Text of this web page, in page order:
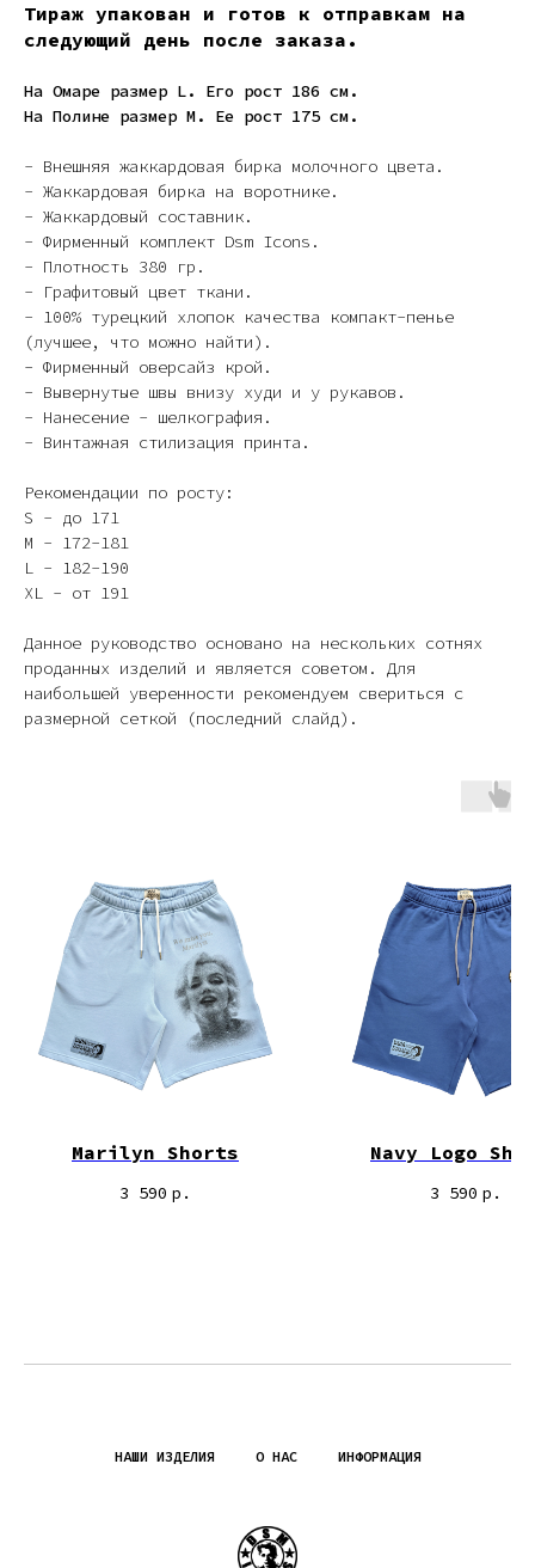
Тираж упакован и готов к отправкам на
следующий день после заказа.
На Омаре размер L. Его рост 186 см.
На Полине размер M. Ее рост 175 см.
- Внешняя жаккардовая бирка молочного цвета.
- Жаккардовая бирка на воротнике.
- Жаккардовый составник.
- Фирменный комплект Dsm Icons.
- Плотность 380 гр.
- Графитовый цвет ткани.
- 100% турецкий хлопок качества компакт-пенье
(лучшее, что можно найти).
- Фирменный оверсайз крой.
- Вывернутые швы внизу худи и у рукавов.
- Нанесение - шелкография.
- Винтажная стилизация принта.
Рекомендации по росту:
S - до 171
M - 172-181
L - 182-190
XL - от 191
Данное руководство основано на нескольких сотнях
проданных изделий и является советом. Для
наибольшей уверенности рекомендуем свериться с
размерной сеткой (последний слайд).
Marilyn Shorts
3 590 р.
Navy Logo
3 590 р.
НАШИ ИЗДЕЛИЯ О НАС ИНФОРМАЦИЯ